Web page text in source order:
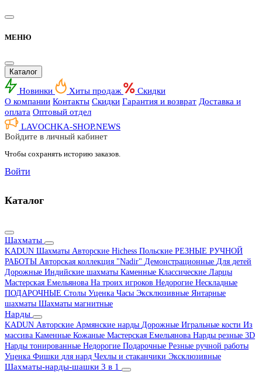
МЕНЮ
Каталог
Новинки Хиты продаж
Скидки
О компании Контакты Скидки Гарантия и возврат Доставка и
оплата Оптовый отдел
LAVOCHKA-SHOP.NEWS
Войдите в личный кабинет
Чтобы сохранять историю заказов.
Войти
Каталог
Шахматы
KADUN Шахматы Авторские Hichess Польские РЕЗНЫЕ РУЧНОЙ
РАБОТЫ Авторская коллекция "Nadir" Демонстрационные Для детей
Дорожные Индийские шахматы Каменные Классические Ларцы
Мастерская Емельянова На троих игроков Недорогие Нескладные
ПОДАРОЧНЫЕ Столы Уценка Часы Эксклюзивные Янтарные
шахматы Шахматы магнитные
Нарды
KADUN Авторские Армянские нарды Дорожные Игральные кости Из
массива Каменные Кожаные Мастерская Емельянова Нарды резные 3D
Нарды тонированные Недорогие Подарочные Резные ручной работы
Уценка Фишки для нард Чехлы и стаканчики Эксклюзивные
Шахматы-нарды-шашки 3 в 1